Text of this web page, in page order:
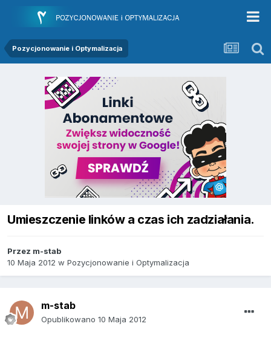
Pozycjonowanie i Optymalizacja
Umieszczenie linków a czas ich zadziałania.
Przez m-stab
10 Maja 2012 w Pozycjonowanie i Optymalizacja
m-stab
Opublikowano 10 Maja 2012